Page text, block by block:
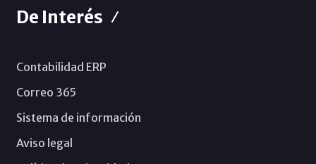
De Interés
Contabilidad ERP
Correo 365
Sistema de información
Aviso legal